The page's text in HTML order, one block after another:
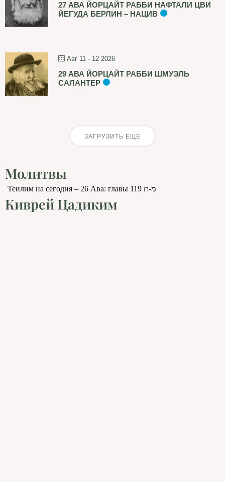
27 АВА ЙОРЦАЙТ РАББИ НАФТАЛИ ЦВИ
ЙЕГУДА БЕРЛИН – НАЦИВ
Авг 11 - 12 2026
29 АВА ЙОРЦАЙТ РАББИ ШМУЭЛЬ
САЛАНТЕР
ЗАГРУЗИТЬ ЕЩЁ
Молитвы
Теилим на сегодня – 26 Ава: главы 119 מ-ת
Киврей Цадиким